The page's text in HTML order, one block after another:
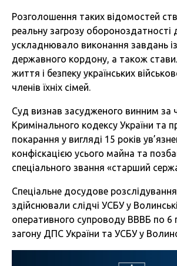
Розголошення таких відомостей
реальну загрозу обороноздатності
ускладнювало виконання завдань
державного кордону, а також
життя і безпеку українських
членів їхніх сімей.
Суд визнав засудженого винним за
Кримінального кодексу України та
покарання у вигляді 15 років
конфіскацією усього майна та
спеціального звання «старший
Спеціальне досудове
здійснювали слідчі УСБУ у
оперативного супроводу ВВВБ по
загону ДПС України та УСБУ у